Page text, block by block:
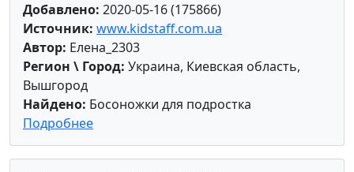
Добавлено: 2020-05-16 (175866)
Источник: www.kidstaff.com.ua
Автор: Елена_2303
Регион \ Город: Украина, Киевская область,
Вышгород
Найдено: Босоножки для подростка
Подробнее